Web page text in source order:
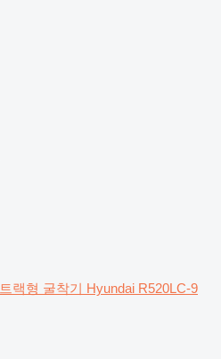
트랙형 굴착기 Hyundai R520LC-9